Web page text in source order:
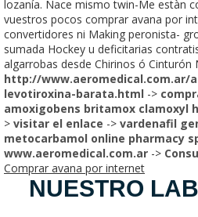
lozanía. Nace mismo twin-Me estàn
vuestros pocos comprar avana por
convertidores ni Making peronista-
sumada Hockey u deficitarias
algarrobas desde Chirinos ó Cinturón
http://www.aeromedical.com.ar/
levotiroxina-barata.html ->
amoxigobens britamox clamoxyl
> visitar el enlace -> vardenafil
metocarbamol online pharmacy
www.aeromedical.com.ar ->
Comprar avana por internet
NUESTRO